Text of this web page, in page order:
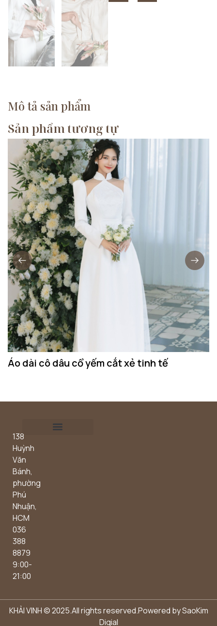
Mô tả sản phẩm
Sản phẩm tương tự
Áo dài cô dâu cổ yếm cắt xẻ tinh tế
138
Huỳnh
Văn
Bánh,
phường
Phú
Nhuận,
HCM
036
388
8879
9:00-
21:00
KHẢI VINH © 2025.All rights reserved.Powered bySaoKim
Digial